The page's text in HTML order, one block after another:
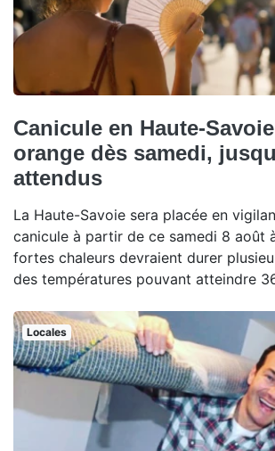
Canicule en Haute-
orange dès samedi,
attendus
La Haute-Savoie sera placée en
canicule à partir de ce samedi 8 août
fortes chaleurs devraient durer
des températures pouvant atteindre
Locales